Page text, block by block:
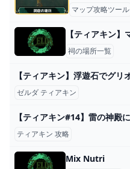
マップ攻略ツール
祠の場所一覧
ゼルダ ティアキン
ティアキン 攻略
Mix Nutri